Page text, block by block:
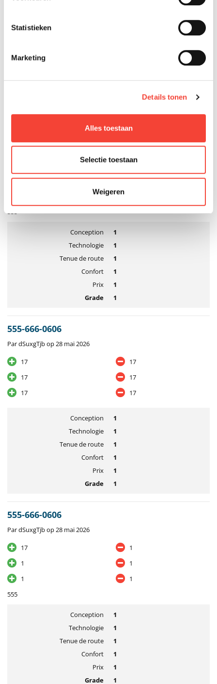
Statistieken
Marketing
Details tonen
Alles toestaan
Selectie toestaan
Weigeren
Par dSuxgTjb op 28 mai 2026
1
1
1
555
Conception
1
Technologie
1
Tenue de route
1
Confort
1
Prix
1
Grade
1
555-666-0606
Par dSuxgTjb op 28 mai 2026
17
17
17
17
17
17
Conception
1
Technologie
1
Tenue de route
1
Confort
1
Prix
1
Grade
1
555-666-0606
Par dSuxgTjb op 28 mai 2026
17
1
1
1
1
1
555
Conception
1
Technologie
1
Tenue de route
1
Confort
1
Prix
1
Grade
1